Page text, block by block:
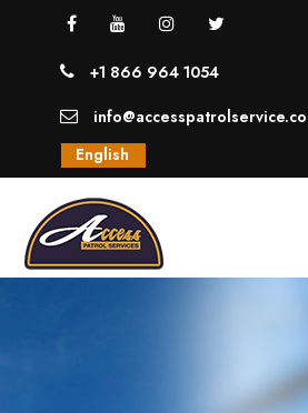
+1 866 964 1054
English